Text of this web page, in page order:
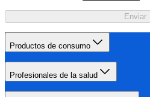
Enviar
Productos de consumo
Profesionales de la salud